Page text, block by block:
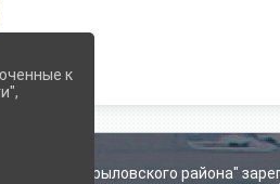
Крыловского района"
к